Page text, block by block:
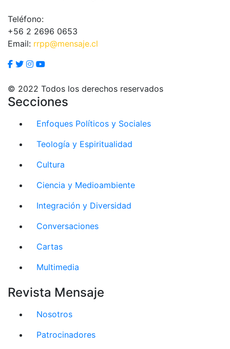
Teléfono:
+56 2 2696 0653
Email: rrpp@mensaje.cl
© 2022 Todos los derechos reservados
Secciones
Enfoques Políticos y Sociales
Teología y Espiritualidad
Cultura
Ciencia y Medioambiente
Integración y Diversidad
Conversaciones
Cartas
Multimedia
Revista Mensaje
Nosotros
Patrocinadores